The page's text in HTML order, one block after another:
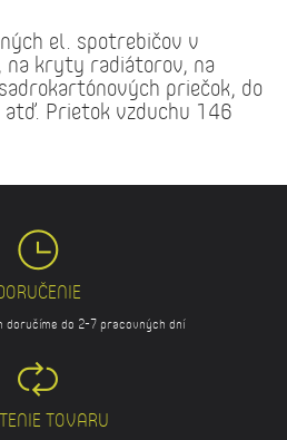
el. spotrebičov v
na kryty radiátorov, na
priečok, do
Prietok vzduchu 146
doručíme do 2-7 pracovných dní
TOVARU